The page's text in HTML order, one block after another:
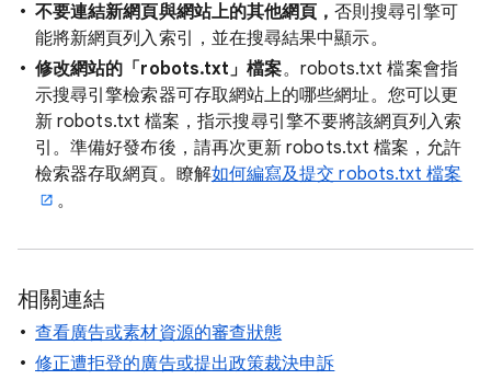
不要連結新網頁與網站上的其他網頁，否則搜尋引擎可
能將新網頁列入索引，並在搜尋結果中顯示。
修改網站的「robots.txt」檔案。robots.txt 檔案會指
示搜尋引擎檢索器可存取網站上的哪些網址。您可以更
新 robots.txt 檔案，指示搜尋引擎不要將該網頁列入索
引。準備好發布後，請再次更新 robots.txt 檔案，允許
檢索器存取網頁。瞭解如何編寫及提交 robots.txt 檔案
。
相關連結
查看廣告或素材資源的審查狀態
修正遭拒登的廣告或提出政策裁決申訴